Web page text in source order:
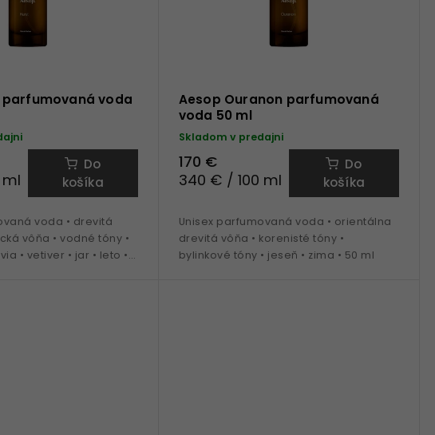
parfumovaná voda
Do
košíka
voda • drevitá
vôňa • vodné tóny •
• vetiver • jar • leto •
Aesop Ouranon parfumovaná
voda 50 ml
Skladom v predajni
170 €
340 € / 100 ml
Do
košíka
Unisex parfumovaná voda • orientálna
drevitá vôňa • korenisté tóny •
bylinkové tóny • jeseň • zima • 50 ml